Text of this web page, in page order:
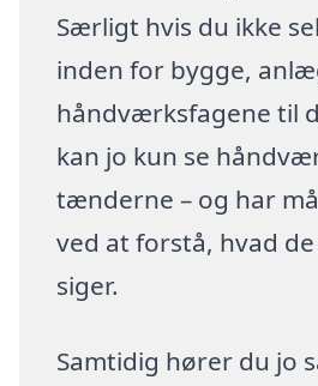
Særligt hvis du ikke
inden for bygge,
håndværksfagene til
kan jo kun se
tænderne – og har
ved at forstå, hvad
siger.
Samtidig hører du jo